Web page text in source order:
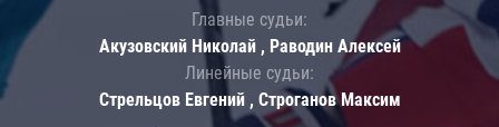
Главные судьи:
Акузовский Николай , Раводин Алексей
Линейные судьи:
Стрельцов Евгений , Строганов Максим